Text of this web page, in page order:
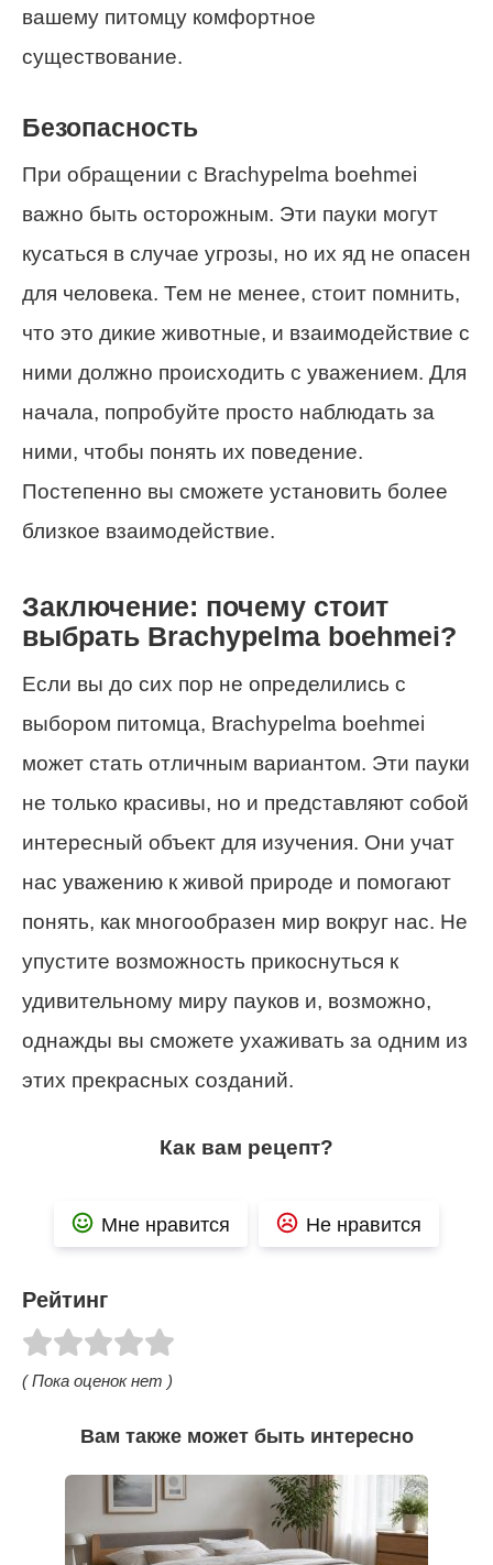
вашему питомцу комфортное
существование.
Безопасность
При обращении с Brachypelma boehmei
важно быть осторожным. Эти пауки могут
кусаться в случае угрозы, но их яд не опасен
для человека. Тем не менее, стоит помнить,
что это дикие животные, и взаимодействие с
ними должно происходить с уважением. Для
начала, попробуйте просто наблюдать за
ними, чтобы понять их поведение.
Постепенно вы сможете установить более
близкое взаимодействие.
Заключение: почему стоит
выбрать Brachypelma boehmei?
Если вы до сих пор не определились с
выбором питомца, Brachypelma boehmei
может стать отличным вариантом. Эти пауки
не только красивы, но и представляют собой
интересный объект для изучения. Они учат
нас уважению к живой природе и помогают
понять, как многообразен мир вокруг нас. Не
упустите возможность прикоснуться к
удивительному миру пауков и, возможно,
однажды вы сможете ухаживать за одним из
этих прекрасных созданий.
Как вам рецепт?
Мне нравится Не нравится
Рейтинг
( Пока оценок нет )
Вам также может быть интересно